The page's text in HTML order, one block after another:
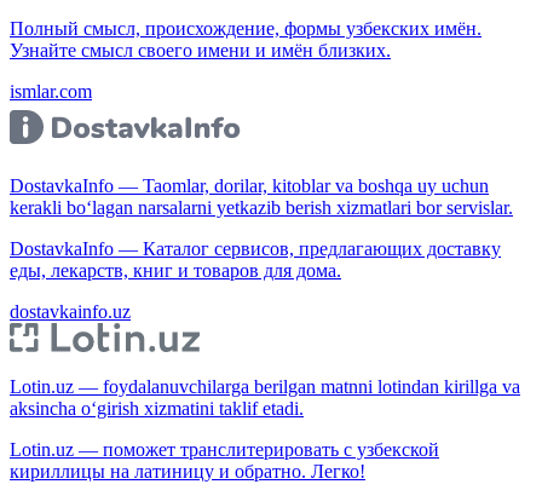
Полный смысл, происхождение, формы узбекских имён.
Узнайте смысл своего имени и имён близких.
ismlar.com
DostavkaInfo — Taomlar, dorilar, kitoblar va boshqa uy uchun
kerakli bo‘lagan narsalarni yetkazib berish xizmatlari bor servislar.
DostavkaInfo — Каталог сервисов, предлагающих доставку
еды, лекарств, книг и товаров для дома.
dostavkainfo.uz
Lotin.uz — foydalanuvchilarga berilgan matnni lotindan kirillga va
aksincha o‘girish xizmatini taklif etadi.
Lotin.uz — поможет транслитерировать с узбекской
кириллицы на латиницу и обратно. Легко!